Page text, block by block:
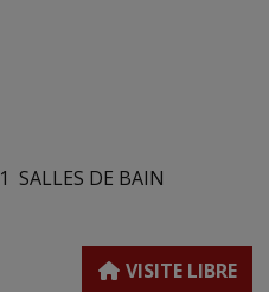
1 SALLES DE BAIN